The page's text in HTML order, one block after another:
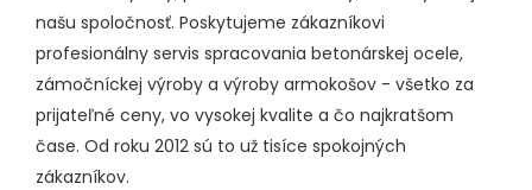
našu spoločnosť. Poskytujeme zákazníkovi
profesionálny servis spracovania betonárskej ocele,
zámočníckej výroby a výroby armokošov - všetko za
prijateľné ceny, vo vysokej kvalite a čo najkratšom
čase. Od roku 2012 sú to už tisíce spokojných
zákazníkov.